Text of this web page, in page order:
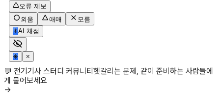
오류 제보
외움
애매
모름
✳AI 채점
✳ ×
💬 전기기사 스터디 커뮤니티헷갈리는 문제, 같이 준비하는 사람들에
게 물어보세요
→